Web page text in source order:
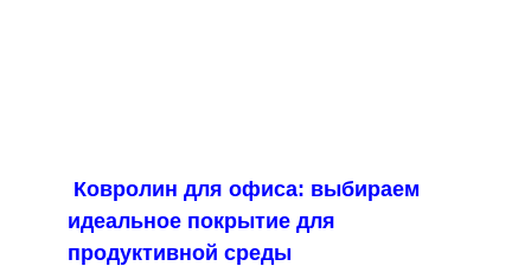
Ковролин для офиса: выбираем
идеальное покрытие для
продуктивной среды